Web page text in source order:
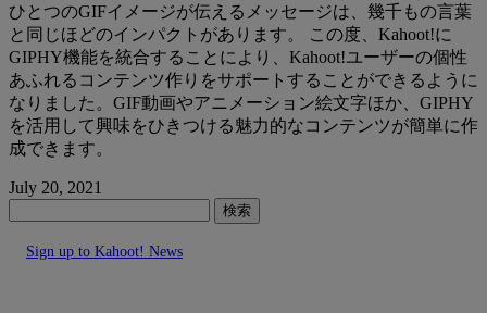
ひとつのGIFイメージが伝えるメッセージは、幾千もの言葉
と同じほどのインパクトがあります。 この度、Kahoot!に
GIPHY機能を統合することにより、Kahoot!ユーザーの個性
あふれるコンテンツ作りをサポートすることができるように
なりました。GIF動画やアニメーション絵文字ほか、GIPHY
を活用して興味をひきつける魅力的なコンテンツが簡単に作
成できます。
July 20, 2021
検索
Sign up to Kahoot! News